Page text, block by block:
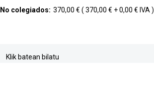
No colegiados: 370,00 € ( 370,00 € + 0,00 € IVA )
Klik batean bilatu